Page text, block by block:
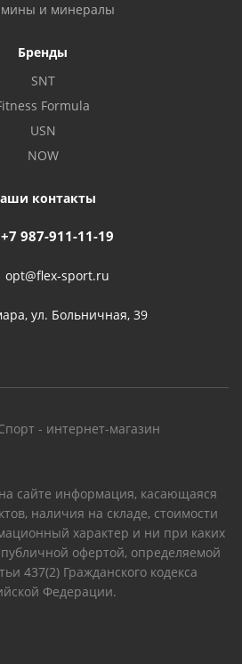
и минералы
Бренды
SNT
Formula
USN
NOW
контакты
+7 987-911-11-19
opt@flex-sport.ru
ул. Больничная, 39
- интернет-магазин
сайте информация, касающаяся
наличия на складе, стоимости
характер и ни при каких
публичной офертой, определяемой
437(2) Гражданского кодекса
Федерации.